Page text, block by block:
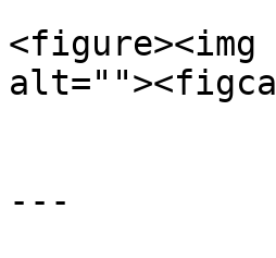
<figure><img
---